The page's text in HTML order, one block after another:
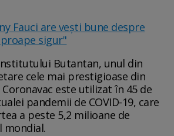
Fauci are vești bune despre
sigur"
Butantan, unul din
cele mai prestigioase din
este utilizat în 45 de
pandemii de COVID-19, care
a peste 5,2 milioane de
mondial.